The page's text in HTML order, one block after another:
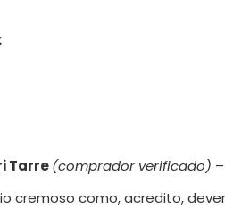
Tarre(comprador verificado) –
cremoso como, acredito,